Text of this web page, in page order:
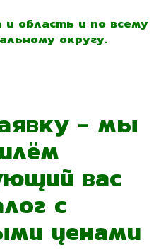
и область и по всему
округу.
- мы
вас
с
ценами